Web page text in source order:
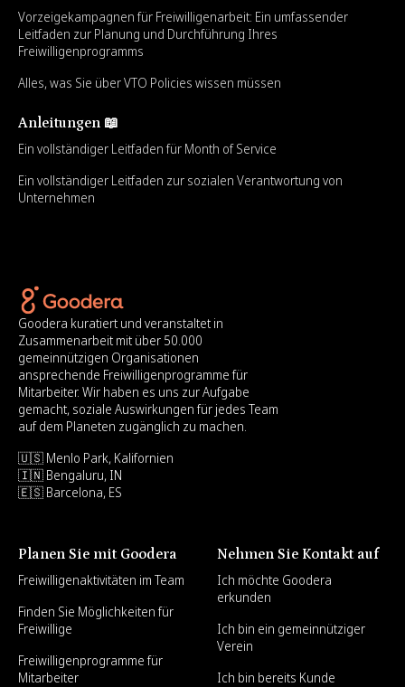
Vorzeigekampagnen für Freiwilligenarbeit: Ein umfassender
Leitfaden zur Planung und Durchführung Ihres
Freiwilligenprogramms
Alles, was Sie über VTO Policies wissen müssen
Anleitungen 📖
Ein vollständiger Leitfaden für Month of Service
Ein vollständiger Leitfaden zur sozialen Verantwortung von
Unternehmen
Goodera kuratiert und veranstaltet in
Zusammenarbeit mit über 50.000
gemeinnützigen Organisationen
ansprechende Freiwilligenprogramme für
Mitarbeiter. Wir haben es uns zur Aufgabe
gemacht, soziale Auswirkungen für jedes Team
auf dem Planeten zugänglich zu machen.
🇺🇸 Menlo Park, Kalifornien
🇮🇳 Bengaluru, IN
🇪🇸 Barcelona, ES
Planen Sie mit Goodera
Freiwilligenaktivitäten im Team
Finden Sie Möglichkeiten für
Freiwillige
Freiwilligenprogramme für
Mitarbeiter
Nehmen Sie Kontakt auf
Ich möchte Goodera
erkunden
Ich bin ein gemeinnütziger
Verein
Ich bin bereits Kunde